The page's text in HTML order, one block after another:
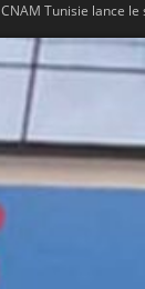
CNAM Tunisie lance le